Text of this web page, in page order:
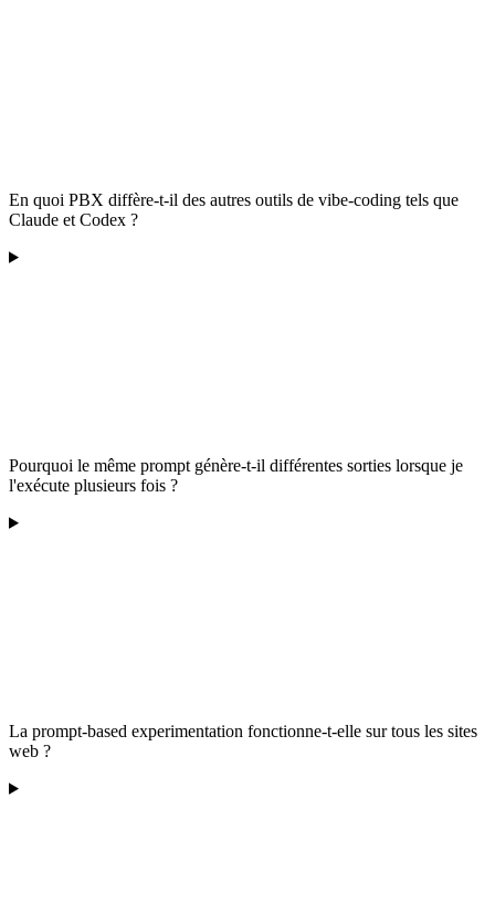
En quoi PBX diffère-t-il des autres outils de vibe-coding tels que
Claude et Codex ?
Pourquoi le même prompt génère-t-il différentes sorties lorsque je
l'exécute plusieurs fois ?
La prompt-based experimentation fonctionne-t-elle sur tous les sites
web ?